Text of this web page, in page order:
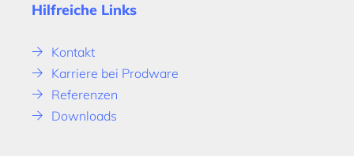
Hilfreiche Links
Kontakt
Karriere bei Prodware
Referenzen
Downloads